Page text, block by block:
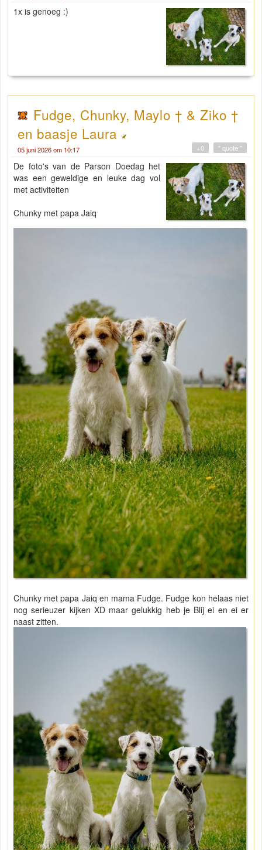
1x is genoeg :)
Fudge, Chunky, Maylo † & Ziko †
en baasje Laura
05 juni 2026 om 10:17 " quote "
+0
De foto's van de Parson Doedag het
was een geweldige en leuke dag vol
met activiteiten
Chunky met papa Jaiq
Chunky met papa Jaiq en mama Fudge. Fudge kon helaas niet
nog serieuzer kijken XD maar gelukkig heb je Blij ei en ei er
naast zitten.